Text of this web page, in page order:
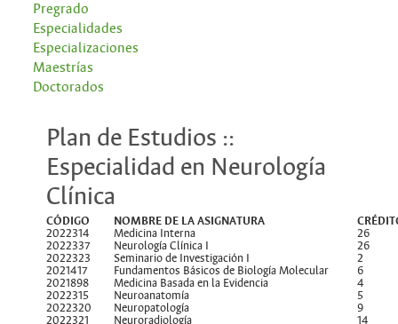
Pregrado
Especialidades
Especializaciones
Maestrías
Doctorados
Plan de Estudios ::
Especialidad en Neurología
Clínica
CÓDIGO NOMBRE DE LA ASIGNATURA
2022314
Medicina Interna
26
2022337
Neurología Clínica I
26
2022323
Seminario de Investigación I
2
2021417
Fundamentos Básicos de Biología Molecular
6
2021898
Medicina Basada en la Evidencia
4
2022315
Neuroanatomía
5
2022320
Neuropatología
9
2022321
Neuroradiología
14